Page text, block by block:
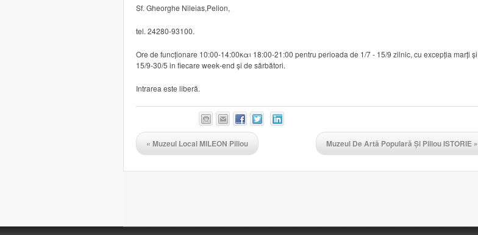
Sf. Gheorghe Nileias,Pelion,
tel. 24280-93100.
Ore de funcționare 10:00-14:00και 18:00-21:00 pentru perioada de 1/7 - 15/9 zilnic, cu excepția marți și
15/9-30/5 in fiecare week-end și de sărbători.
Intrarea este liberă.
« Muzeul Local MILEON Piliou Muzeul De Artă Populară Și Piliou ISTORIE »